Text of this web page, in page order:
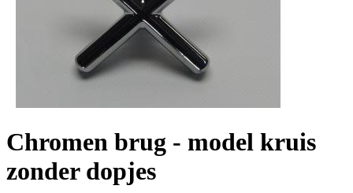
Chromen brug - model kruis
zonder dopjes